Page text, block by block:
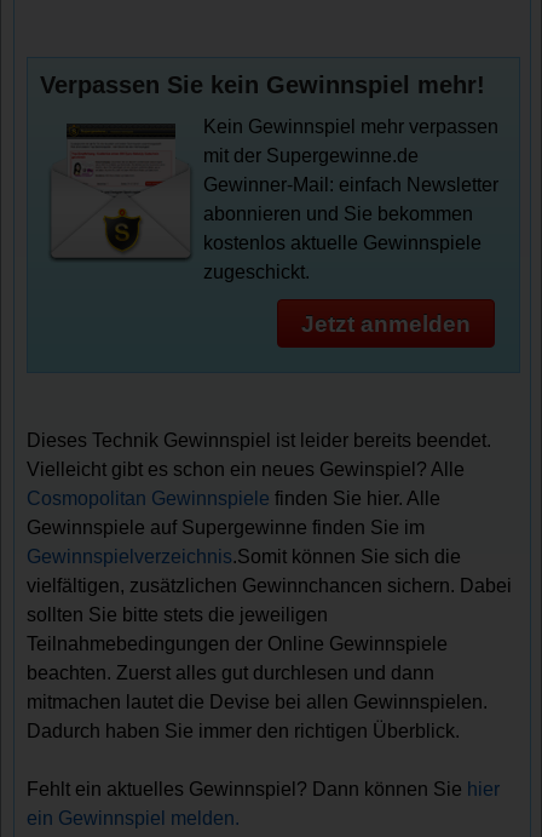
Verpassen Sie kein Gewinnspiel mehr!
Kein Gewinnspiel mehr verpassen
mit der Supergewinne.de
Gewinner-Mail: einfach Newsletter
abonnieren und Sie bekommen
kostenlos aktuelle Gewinnspiele
zugeschickt.
Jetzt anmelden
Dieses Technik Gewinnspiel ist leider bereits beendet.
Vielleicht gibt es schon ein neues Gewinspiel? Alle
Cosmopolitan Gewinnspiele finden Sie hier. Alle
Gewinnspiele auf Supergewinne finden Sie im
Gewinnspielverzeichnis.Somit können Sie sich die
vielfältigen, zusätzlichen Gewinnchancen sichern. Dabei
sollten Sie bitte stets die jeweiligen
Teilnahmebedingungen der Online Gewinnspiele
beachten. Zuerst alles gut durchlesen und dann
mitmachen lautet die Devise bei allen Gewinnspielen.
Dadurch haben Sie immer den richtigen Überblick.
Fehlt ein aktuelles Gewinnspiel? Dann können Sie hier
ein Gewinnspiel melden.